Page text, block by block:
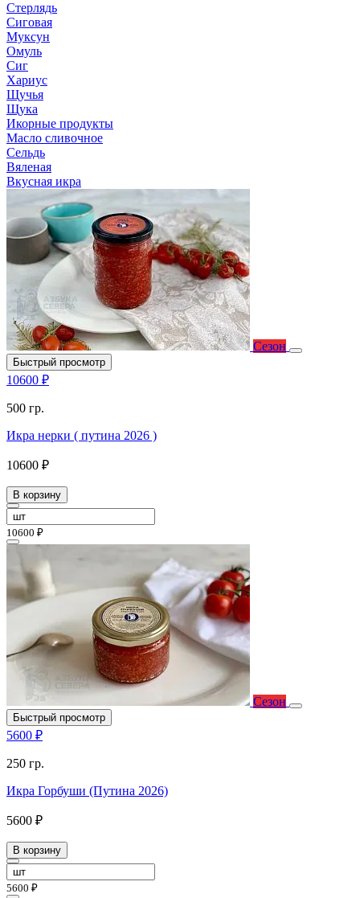
Стерлядь
Сиговая
Муксун
Омуль
Сиг
Хариус
Щучья
Щука
Икорные продукты
Масло сливочное
Сельдь
Вяленая
Вкусная икра
Сезон
Быстрый просмотр
10600 ₽
500 гр.
Икра нерки ( путина 2026 )
10600 ₽
В корзину
10600 ₽
Сезон
Быстрый просмотр
5600 ₽
250 гр.
Икра Горбуши (Путина 2026)
5600 ₽
В корзину
5600 ₽